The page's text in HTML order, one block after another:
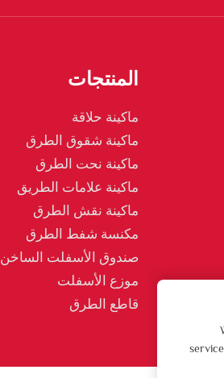
المنتجات
ماكينة حلاقة
ماكينة شقوق الطرق
ماكينة نحت الطرق
ماكينة علامات الطريق
ماكينة نقش الطرق
مكنسة شفط الطرق
صندوق الأسفلت الساخن
موزع الأسفلت
قاطع الطرق